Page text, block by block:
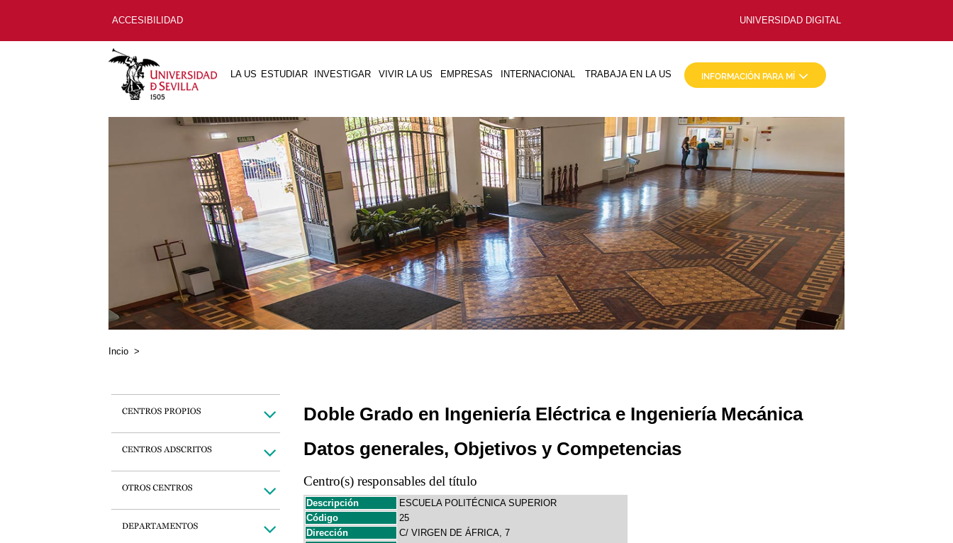
ACCESIBILIDAD UNIVERSIDAD DIGITAL
LA US ESTUDIAR INVESTIGAR VIVIR LA US EMPRESAS INTERNACIONAL TRABAJA EN LA US
Incio >
Doble Grado en Ingeniería Eléctrica e Ingeniería Mecánica
Datos generales, Objetivos y Competencias
Centro(s) responsables del título
Descripción
ESCUELA POLITÉCNICA SUPERIOR
Código
25
Dirección
C/ VIRGEN DE ÁFRICA, 7